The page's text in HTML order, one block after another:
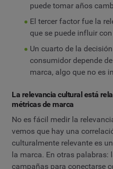
puede tomar años
El tercer factor fue la
que se puede influir
Un cuarto de la
consumidor depende
marca, algo que no es
La relevancia cultural está
métricas de marca
No es fácil medir la
vemos que hay una
culturalmente relevante es
la marca. En otras
campañas para conectarse